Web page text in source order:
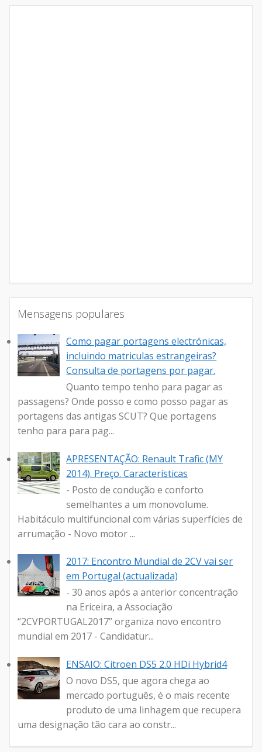
Mensagens populares
Como pagar portagens electrónicas,
incluindo matriculas estrangeiras?
Consulta de portagens por pagar.
Quanto tempo tenho para pagar as
passagens? Onde posso e como posso pagar as
portagens das antigas SCUT? Que portagens
tenho para para pag...
APRESENTAÇÃO: Renault Trafic (MY
2014). Preço. Características
- Posto de condução e conforto
semelhantes a um monovolume.
Habitáculo multifuncional com várias superfícies de
arrumação - Novo motor ...
2017: Encontro Mundial de 2CV vai ser
em Portugal (actualizada)
- 30 anos após a anterior concentração
na Ericeira, a Associação
“2CVPORTUGAL2017” organiza novo encontro
mundial em 2017 - Candidatur...
ENSAIO: Citroën DS5 2.0 HDi Hybrid4
O novo DS5, que agora chega ao
mercado português, é o mais recente
produto de uma linhagem que recupera
uma designação tão cara ao constr...